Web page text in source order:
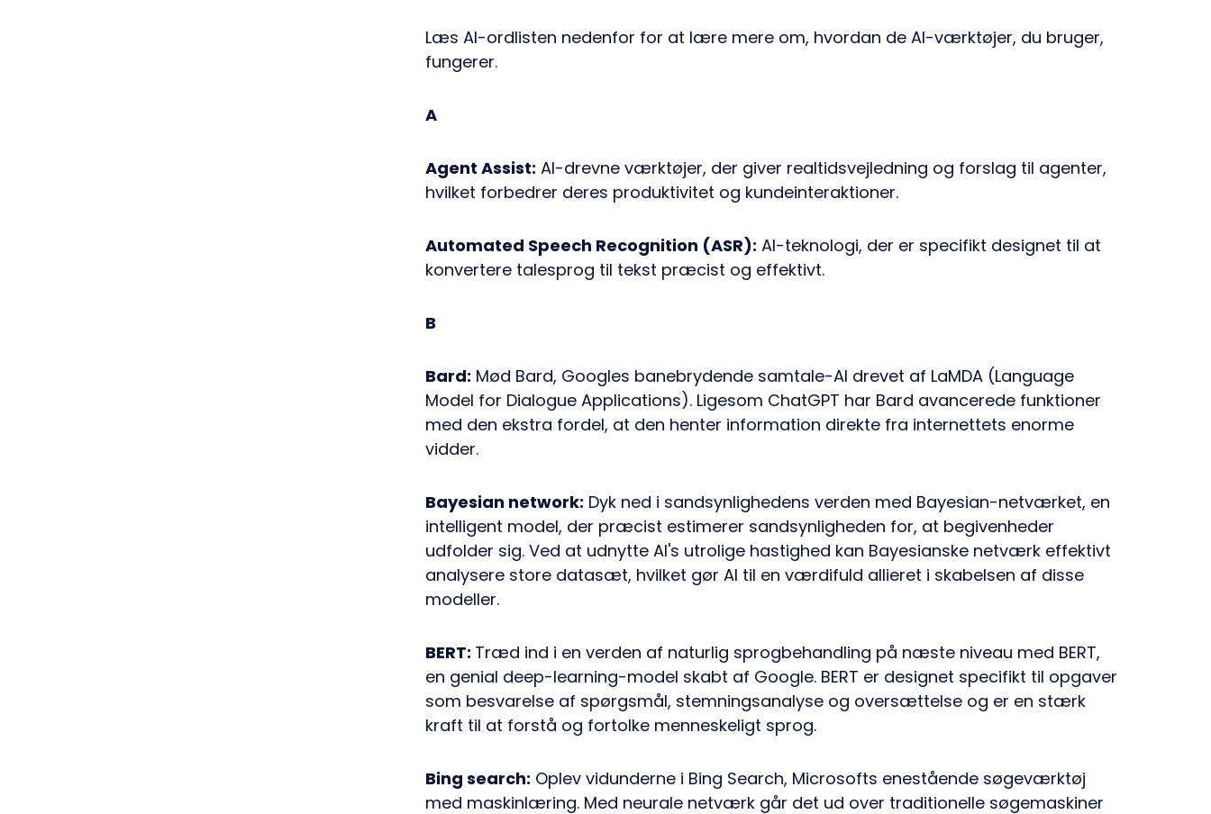
Læs AI-ordlisten nedenfor for at lære mere om, hvordan de AI-værktøjer, du bruger,
fungerer.
A
Agent Assist: AI-drevne værktøjer, der giver realtidsvejledning og forslag til agenter,
hvilket forbedrer deres produktivitet og kundeinteraktioner.
Automated Speech Recognition (ASR): AI-teknologi, der er specifikt designet til at
konvertere talesprog til tekst præcist og effektivt.
B
Bard: Mød Bard, Googles banebrydende samtale-AI drevet af LaMDA (Language
Model for Dialogue Applications). Ligesom ChatGPT har Bard avancerede funktioner
med den ekstra fordel, at den henter information direkte fra internettets enorme
vidder.
Bayesian network: Dyk ned i sandsynlighedens verden med Bayesian-netværket, en
intelligent model, der præcist estimerer sandsynligheden for, at begivenheder
udfolder sig. Ved at udnytte AI's utrolige hastighed kan Bayesianske netværk effektivt
analysere store datasæt, hvilket gør AI til en værdifuld allieret i skabelsen af disse
modeller.
BERT: Træd ind i en verden af naturlig sprogbehandling på næste niveau med BERT,
en genial deep-learning-model skabt af Google. BERT er designet specifikt til opgaver
som besvarelse af spørgsmål, stemningsanalyse og oversættelse og er en stærk
kraft til at forstå og fortolke menneskeligt sprog.
Bing search: Oplev vidunderne i Bing Search, Microsofts enestående søgeværktøj
med maskinlæring. Med neurale netværk går det ud over traditionelle søgemaskiner